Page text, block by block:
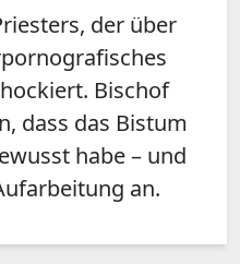
der über
Bischof
dass das Bistum
habe – und
an.